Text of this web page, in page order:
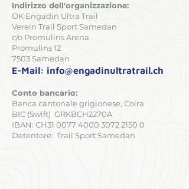
Indirizzo dell'organizzazione:
OK Engadin Ultra Trail
Verein Trail Sport Samedan
c/o Promulins Arena
Promulins 12
7503 Samedan
E-Mail: info@engadinultratrail.ch
Conto bancario:
Banca cantonale grigionese, Coira
BIC (Swift) GRKBCH2270A
IBAN: CH31 0077 4000 3072 2150 0
Detentore: Trail Sport Samedan